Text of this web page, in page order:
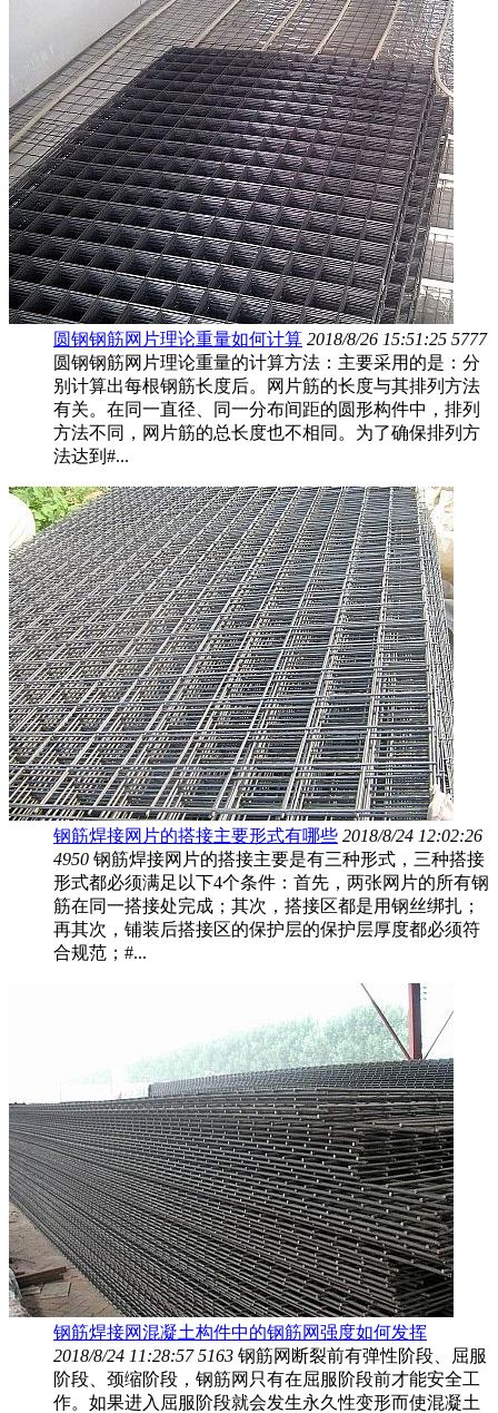
圆钢钢筋网片理论重量如何计算 2018/8/26 15:51:25 5777
圆钢钢筋网片理论重量的计算方法：主要采用的是：分
别计算出每根钢筋长度后。网片筋的长度与其排列方法
有关。在同一直径、同一分布间距的圆形构件中，排列
方法不同，网片筋的总长度也不相同。为了确保排列方
法达到#...
钢筋焊接网片的搭接主要形式有哪些 2018/8/24 12:02:26
4950 钢筋焊接网片的搭接主要是有三种形式，三种搭接
形式都必须满足以下4个条件：首先，两张网片的所有钢
筋在同一搭接处完成；其次，搭接区都是用钢丝绑扎；
再其次，铺装后搭接区的保护层的保护层厚度都必须符
合规范；#...
钢筋焊接网混凝土构件中的钢筋网强度如何发挥
2018/8/24 11:28:575163 钢筋网断裂前有弹性阶段、屈服
阶段、颈缩阶段，钢筋网只有在屈服阶段前才能安全工
作。如果进入屈服阶段就会发生永久性变形而使混凝土